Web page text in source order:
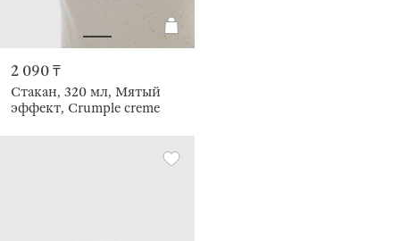
2 090 ₸
Стакан, 320 мл, Мятый
эффект, Crumple creme